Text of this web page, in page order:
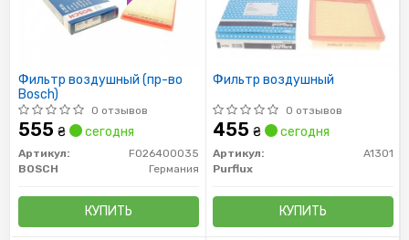
Фильтр воздушный (пр-во
Bosch)
0 отзывов
555 ₴ сегодня
Артикул:
F026400035
BOSCH
Германия
КУПИТЬ
Фильтр воздушный
0 отзывов
455 ₴ сегодня
Артикул:
A1301
Purflux
КУПИТЬ